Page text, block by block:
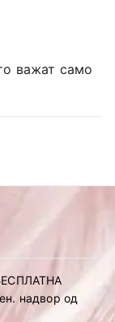
важат само
надвор од